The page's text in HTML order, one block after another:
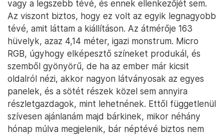
vagy a legszebb tévé, és ennek ellenkezőjét sem.
Az viszont biztos, hogy ez volt az egyik legnagyobb
tévé, amit láttam a kiállításon. Az átmérője 163
hüvelyk, azaz 4,14 méter, igazi monstrum. Micro
RGB, úgyhogy elképesztő színeket produkál, és
szemből gyönyörű, de ha az ember már kicsit
oldalról nézi, akkor nagyon látványosak az egyes
panelek, és a sötét részek közel sem annyira
részletgazdagok, mint lehetnének. Ettől függetlenül
szívesen ajánlanám majd bárkinek, mikor néhány
hónap múlva megjelenik, bár néptévé biztos nem